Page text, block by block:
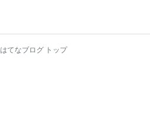
はてなブログ トップ